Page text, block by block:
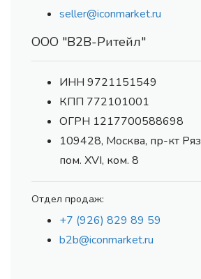
seller@iconmarket.ru
ООО "В2В-Ритейл"
ИНН 9721151549
КПП 772101001
ОГРН 1217700588698
109428, Москва, пр-кт
пом. XVI, ком. 8
Отдел продаж:
+7 (926) 829 89 59
b2b@iconmarket.ru